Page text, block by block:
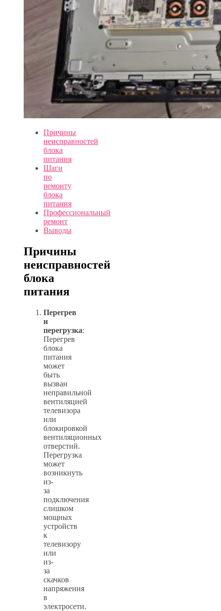
Причины
неисправностей
блока
питания
Шаги
по
ремонту
блока
питания
Профессиональный
ремонт
Выводы
Причины
неисправностей
блока
питания
Перегрев
и
перегрузка:
Перегрев
блока
питания
может
быть
вызван
неправильной
вентиляцией
телевизора
или
блокировкой
вентиляционных
отверстий.
Перегрузка
может
возникнуть
из-
за
подключения
слишком
мощных
устройств
к
телевизору
или
из-
за
скачков
напряжения
в
электросети.